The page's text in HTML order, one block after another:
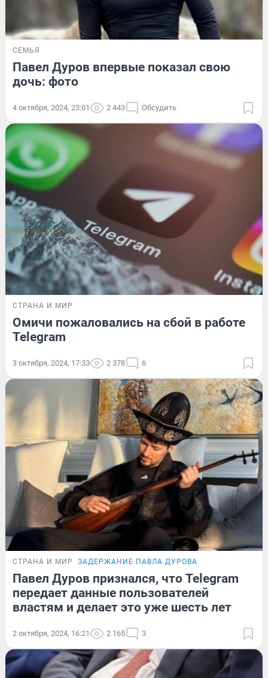
СЕМЬЯ
Павел Дуров впервые показал свою
дочь: фото
4 октября, 2024, 23:01 2 443 Обсудить
СТРАНА И МИР
Омичи пожаловались на сбой в работе
Telegram
3 октября, 2024, 17:33 2 378 6
СТРАНА И МИР ЗАДЕРЖАНИЕ ПАВЛА ДУРОВА
Павел Дуров признался, что Telegram
передает данные пользователей
властям и делает это уже шесть лет
2 октября, 2024, 16:21 2 165 3